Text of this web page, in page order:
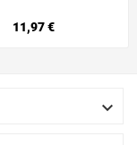
11,97 €
